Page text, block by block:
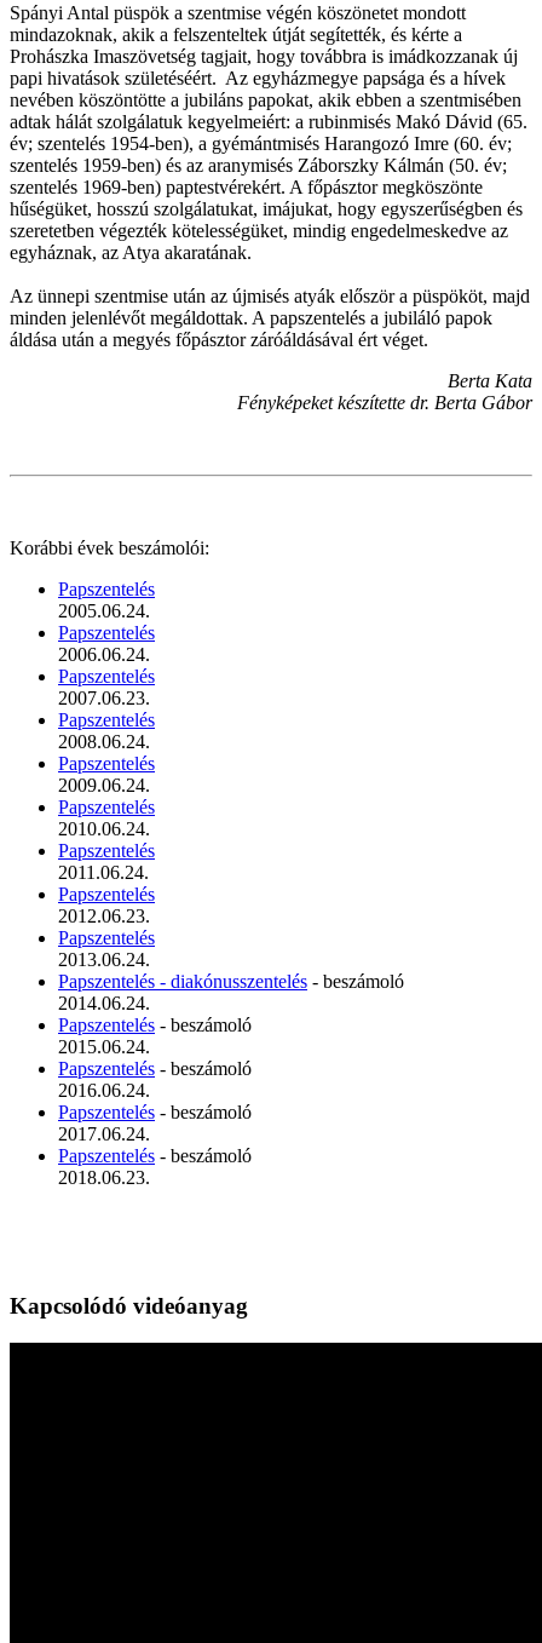
Spányi Antal püspök a szentmise végén köszönetet mondott
mindazoknak, akik a felszenteltek útját segítették, és kérte a
Prohászka Imaszövetség tagjait, hogy továbbra is imádkozzanak új
papi hivatások születéséért. Az egyházmegye papsága és a hívek
nevében köszöntötte a jubiláns papokat, akik ebben a szentmisében
adtak hálát szolgálatuk kegyelmeiért: a rubinmisés Makó Dávid (65.
év; szentelés 1954-ben), a gyémántmisés Harangozó Imre (60. év;
szentelés 1959-ben) és az aranymisés Záborszky Kálmán (50. év;
szentelés 1969-ben) paptestvérekért. A főpásztor megköszönte
hűségüket, hosszú szolgálatukat, imájukat, hogy egyszerűségben és
szeretetben végezték kötelességüket, mindig engedelmeskedve az
egyháznak, az Atya akaratának.
Az ünnepi szentmise után az újmisés atyák először a püspököt, majd
minden jelenlévőt megáldottak. A papszentelés a jubiláló papok
áldása után a megyés főpásztor záróáldásával ért véget.
Berta Kata
Fényképeket készítette dr. Berta Gábor
Korábbi évek beszámolói:
Papszentelés
2005.06.24.
Papszentelés
2006.06.24.
Papszentelés
2007.06.23.
Papszentelés
2008.06.24.
Papszentelés
2009.06.24.
Papszentelés
2010.06.24.
Papszentelés
2011.06.24.
Papszentelés
2012.06.23.
Papszentelés
2013.06.24.
Papszentelés - diakónusszentelés - beszámoló
2014.06.24.
Papszentelés - beszámoló
2015.06.24.
Papszentelés - beszámoló
2016.06.24.
Papszentelés - beszámoló
2017.06.24.
Papszentelés - beszámoló
2018.06.23.
Kapcsolódó videóanyag